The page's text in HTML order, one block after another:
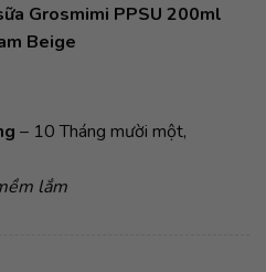
Grosmimi PPSU 200ml
Beige
– 10 Tháng mười một,
lắm